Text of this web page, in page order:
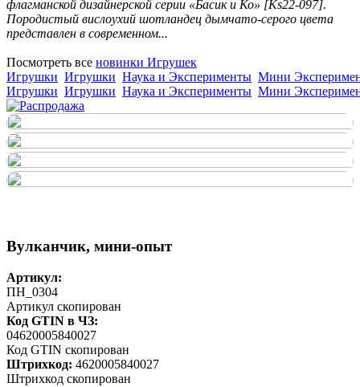
флагманской дизайнерской серии «Басик и Ко» [Ks22-097].
Породистый вислоухий шотландец дымчато-серого цвета
представлен в современном...
Посмотреть все новинки Игрушек
Игрушки Игрушки Наука и Эксперименты Мини
Игрушки Игрушки Наука и Эксперименты Мини
Вулканчик, мини-опыт
Артикул:
ПН_0304
Артикул скопирован
Код GTIN в ЧЗ:
04620005840027
Код GTIN скопирован
Штрихкод: 4620005840027
Штрихкод скопирован